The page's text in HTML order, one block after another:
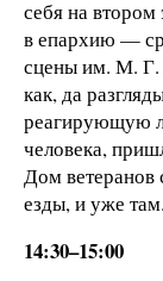
себя на
в епархию —
сцены им. М. Г.
как, да
реагирующую
человека,
Дом ветеранов
езды, и уже там.
14:30–15:00